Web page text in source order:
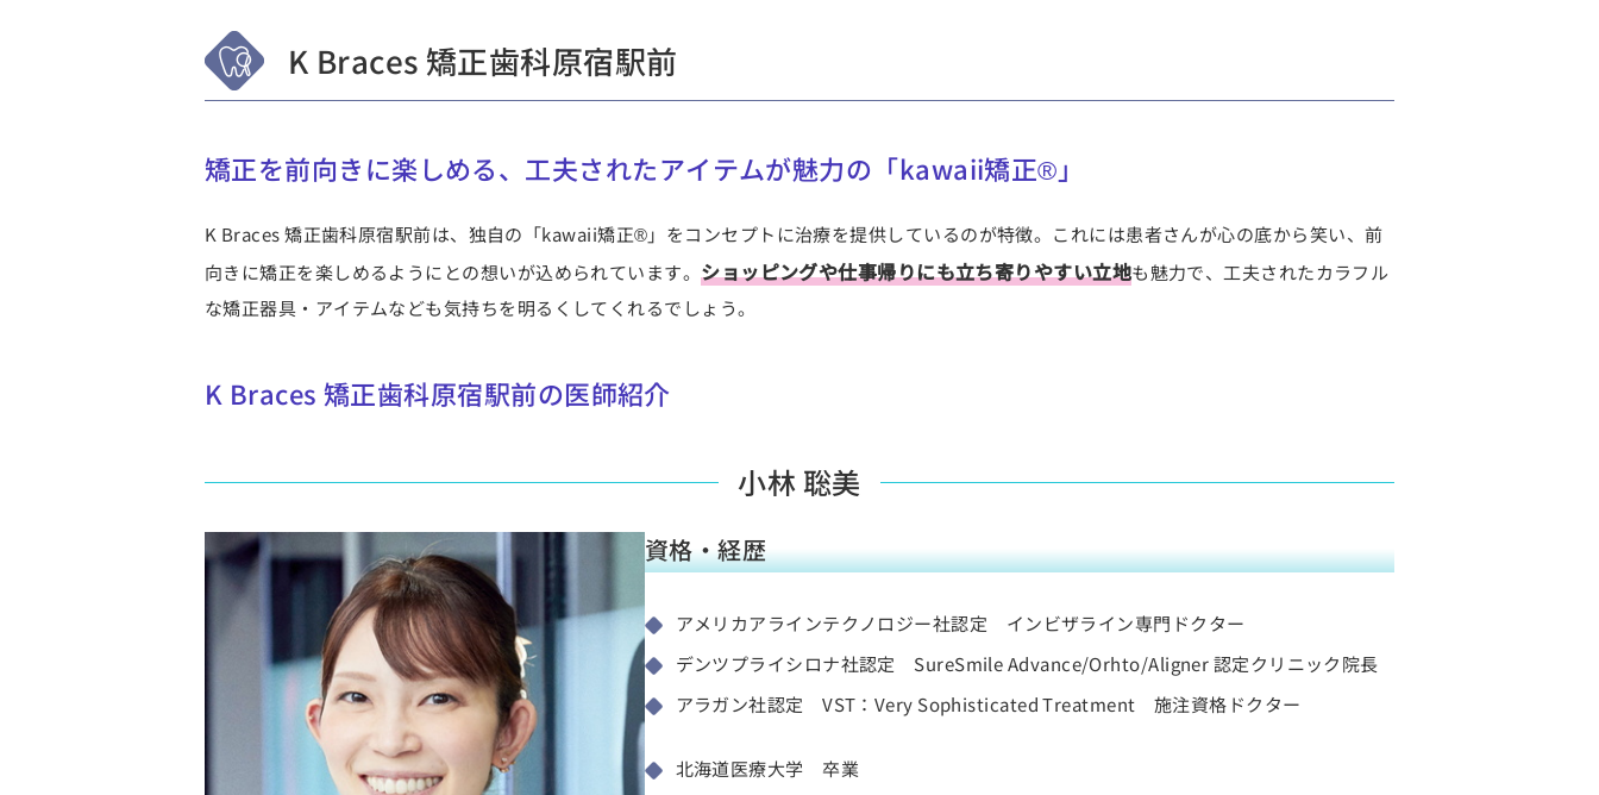
K Braces 矯正歯科原宿駅前
矯正を前向きに楽しめる、工夫されたアイテムが魅力の「kawaii矯正®」
K Braces 矯正歯科原宿駅前は、独自の「kawaii矯正®」をコンセプトに治療を提供しているのが特徴。これには患者さんが心の底から笑い、前
向きに矯正を楽しめるようにとの想いが込められています。ショッピングや仕事帰りにも立ち寄りやすい立地も魅力で、工夫されたカラフル
な矯正器具・アイテムなども気持ちを明るくしてくれるでしょう。
K Braces 矯正歯科原宿駅前の医師紹介
小林 聡美
資格・経歴
アメリカアラインテクノロジー社認定 インビザライン専門ドクター
デンツプライシロナ社認定 SureSmile Advance/Orhto/Aligner 認定クリニック院長
アラガン社認定 VST：Very Sophisticated Treatment 施注資格ドクター
北海道医療大学 卒業